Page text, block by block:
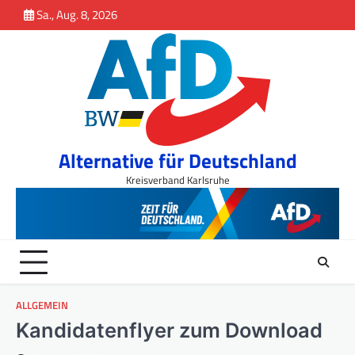
springen
to
Sa., Aug. 8, 2026
Alternative für Deutschland
Kreisverband Karlsruhe
ALLGEMEIN
Kandidatenflyer zum Download